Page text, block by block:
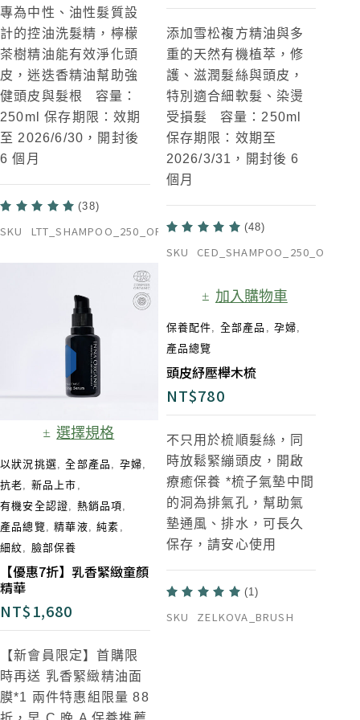
專為中性、油性髮質設
計的控油洗髮精，檸檬
茶樹精油能有效淨化頭
皮，迷迭香精油幫助強
健頭皮與髮根 容量：
250ml 保存期限：效期
至 2026/6/30，開封後
6 個月
(38)
SKU LTT_SHAMPOO_250_ORG
添加雪松複方精油與多
重的天然有機植萃，修
護、滋潤髮絲與頭皮，
特別適合細軟髮、染燙
受損髮 容量：250ml
保存期限：效期至
2026/3/31，開封後 6
個月
(48)
SKU CED_SHAMPOO_250_ORG
選擇規格
以狀況挑選,全部產品 , 孕婦,
抗老, 新品上市 ,
有機安全認證, 熱銷品項,
產品總覽,精華液,純素 ,
細紋, 臉部保養
【優惠7折】乳香緊緻童顏
精華
NT$1,680
【新會員限定】首購限
時再送 乳香緊緻精油面
膜*1 兩件特惠組限量 88
加入購物車
保養配件 全部產品 ,孕婦
產品總覽
頭皮紓壓櫸木梳
NT$780
不只用於梳順髮絲，同
時放鬆緊繃頭皮，開啟
療癒保養 *梳子氣墊中間
的洞為排氣孔 ，幫助氣
墊通風、排水，可長久
保存，請安心使用
(1)
SKU ZELKOVA_BRUSH